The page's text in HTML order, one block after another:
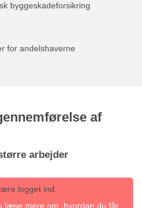
byggeskadeforsikring
for andelshaverne
af
arbejder
logget ind.
læse mere om, hvordan du får